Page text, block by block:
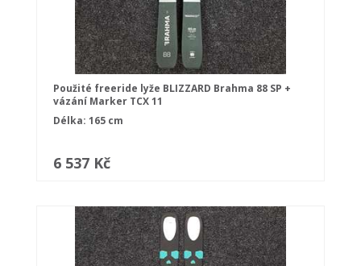
Použité freeride lyže BLIZZARD Brahma 88 SP +
vázání Marker TCX 11
Délka: 165 cm
6 537 Kč